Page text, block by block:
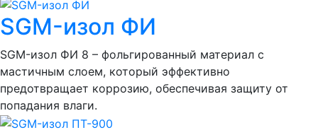
SGM-изол ФИ
SGM-изол ФИ 8 – фольгированный материал с
мастичным слоем, который эффективно
предотвращает коррозию, обеспечивая защиту от
попадания влаги.